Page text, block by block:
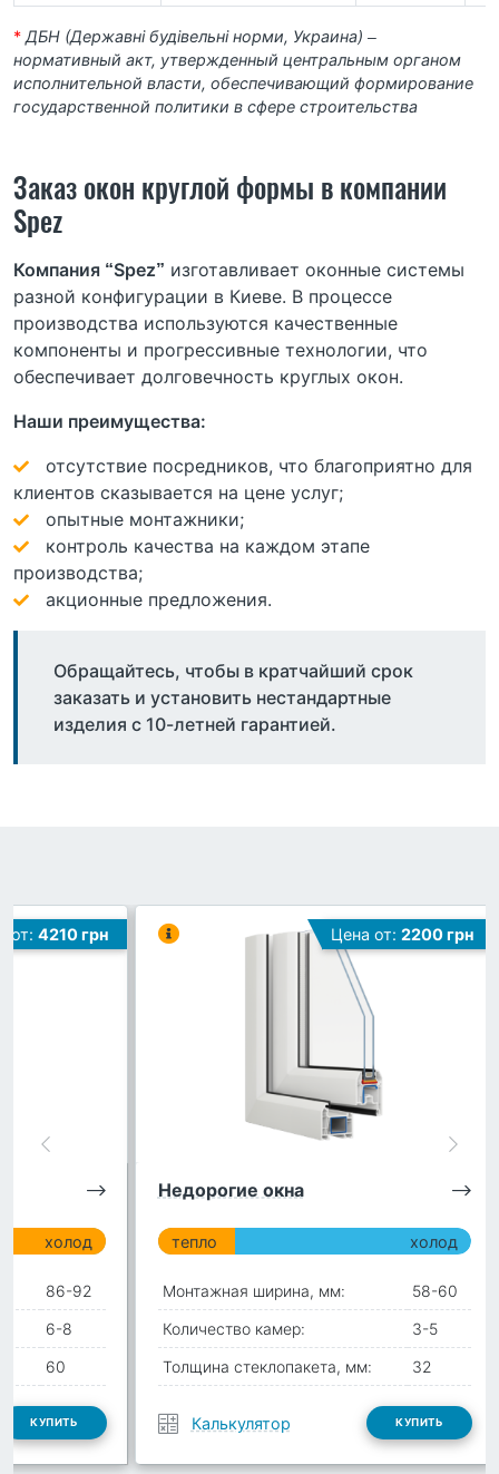
* ДБН (Державні будівельні норми, Украина) –
нормативный акт, утвержденный центральным органом
исполнительной власти, обеспечивающий формирование
государственной политики в сфере строительства
Заказ окон круглой формы в компании
Spez
Компания “Spez” изготавливает оконные системы
разной конфигурации в Киеве. В процессе
производства используются качественные
компоненты и прогрессивные технологии, что
обеспечивает долговечность круглых окон.
Наши преимущества:
отсутствие посредников, что благоприятно для
клиентов сказывается на цене услуг;
опытные монтажники;
контроль качества на каждом этапе
производства;
акционные предложения.
Обращайтесь, чтобы в кратчайший срок
заказать и установить нестандартные
изделия с 10-летней гарантией.
от:4210 грн
холод
86-92
6-8
60
КУПИТЬ
Цена от:2200 грн
Недорогие окна
тепло холод
Монтажная ширина, мм:
58-60
Количество камер:
3-5
Толщина стеклопакета, мм:
32
Калькулятор КУПИТЬ